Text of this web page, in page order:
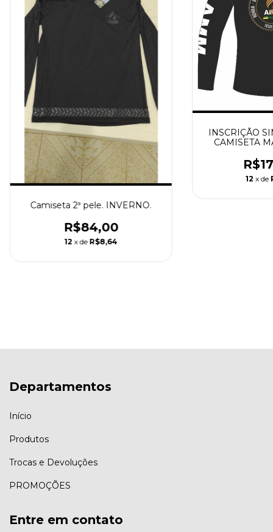
Camiseta 2ª pele. INVERNO.
R$84,00
12 x de R$8,64
INSCRIÇÃO
CAMISETA
12 x de
Departamentos
Início
Produtos
Trocas e Devoluções
PROMOÇÕES
Entre em contato